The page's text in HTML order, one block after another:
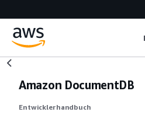
Amazon DocumentDB
Entwicklerhandbuch